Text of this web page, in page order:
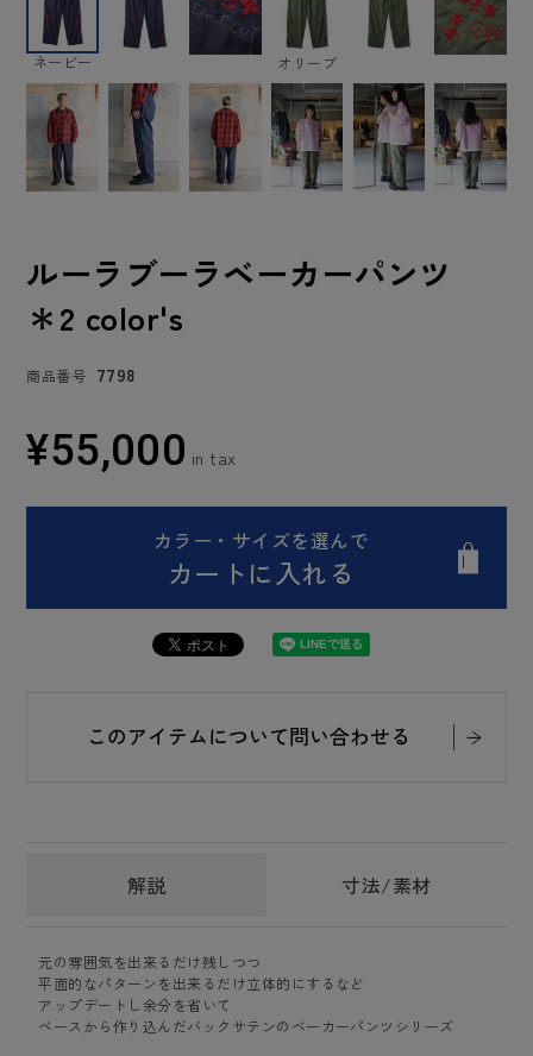
ネービー オリーブ
ルーラブーラベーカーパンツ
＊2 color's
商品番号 7798
¥55,000
カラー・サイズを選んで
カートに入れる
このアイテムについて問い合わせる
解説 寸法/素材
元の雰囲気を出来るだけ残しつつ
平面的なパターンを出来るだけ立体的にするなど
アップデートし余分を省いて
ベースから作り込んだバックサテンのベーカーパンツシリーズ